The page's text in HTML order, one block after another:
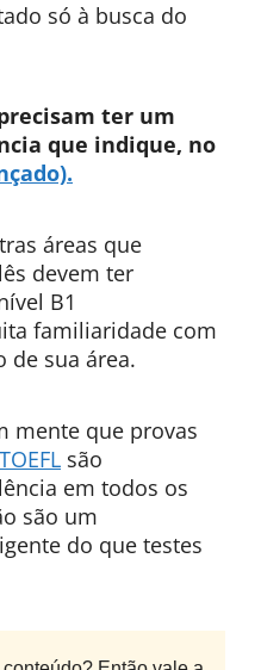
só à busca do
ter um
que indique, no
áreas que
devem ter
B1
familiaridade com
de sua área.
mente que provas
TOEFL são
em todos os
são um
do que testes